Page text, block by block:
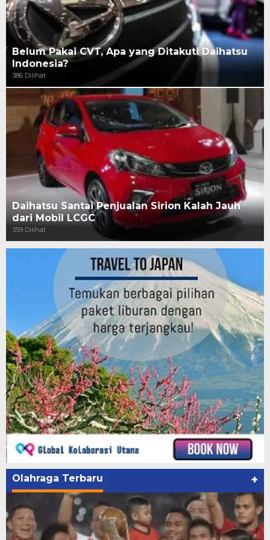
Belum Pakai CVT, Apa yang Ditakuti Daihatsu
Indonesia?
386 Dilihat
Daihatsu Santai Penjualan Sirion Kalah Jauh
dari Mobil LCGC
359 Dilihat
Olahraga Terbaru +